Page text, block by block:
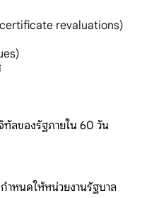
certificate revaluations)
ทัลของรัฐภายใน 60 วัน
ำหนดให้หน่วยงานรัฐบาล